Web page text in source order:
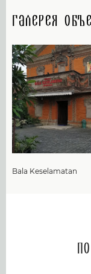
Галерея
Bala Keselamatan